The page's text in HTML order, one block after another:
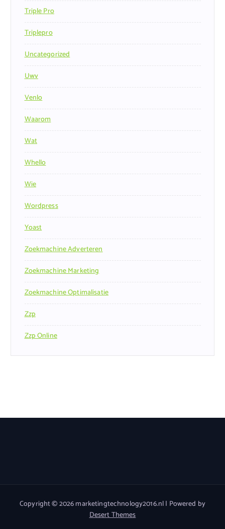
Triple Pro
Triplepro
Uncategorized
Uwv
Venlo
Waarom
Wat
Whello
Wie
Wordpress
Yoast
Zoekmachine Adverteren
Zoekmachine Marketing
Zoekmachine Optimalisatie
Zzp
Zzp Online
Copyright © 2026 marketingtechnology2016.nl | Powered by
Desert Themes